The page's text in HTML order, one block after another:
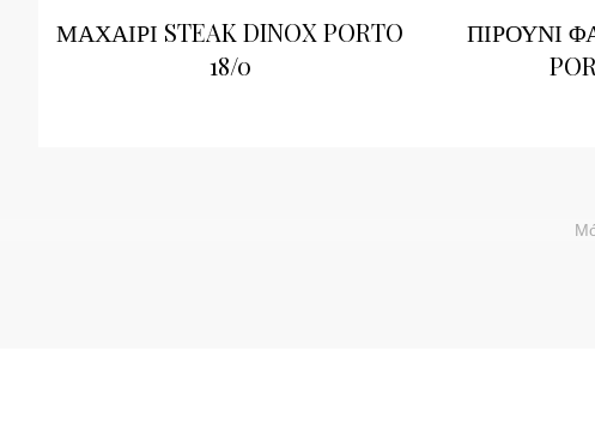
ΜΑΧΑΙΡΙ STEAK DINOX PORTO
18/0
ΠΙΡΟΥΝΙ